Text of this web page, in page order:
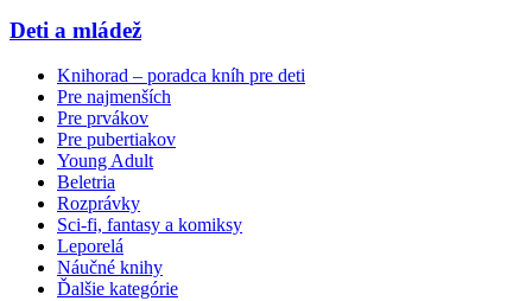
Deti a mládež
Knihorad – poradca kníh pre deti
Pre najmenších
Pre prvákov
Pre pubertiakov
Young Adult
Beletria
Rozprávky
Sci-fi, fantasy a komiksy
Leporelá
Náučné knihy
Ďalšie kategórie